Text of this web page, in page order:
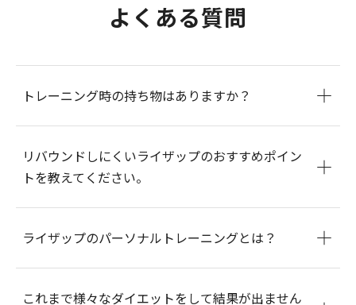
よくある質問
トレーニング時の持ち物はありますか？
リバウンドしにくいライザップのおすすめポイン
トを教えてください。
ライザップのパーソナルトレーニングとは？
これまで様々なダイエットをして結果が出ません